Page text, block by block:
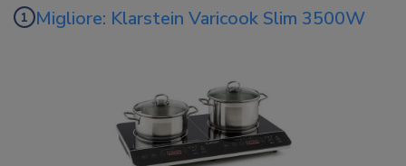
Migliore: Klarstein Varicook Slim 3500W